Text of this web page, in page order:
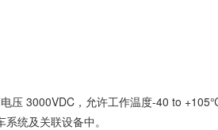
压 3000VDC，允许工作温度-40 to
统及关联设备中。